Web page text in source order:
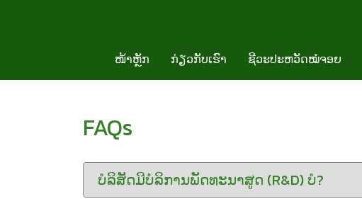
ໜ້າຫຼັກ ກ່ຽວກັບເຮົາ ຊີວະປະຫວັດໝໍຈອຍ
FAQs
ບໍລິສັດມີບໍລິການພັດທະນາສູດ (R&D) ບໍ?